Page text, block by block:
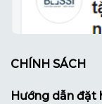
CHÍNH SÁCH
Hướng dẫn đặt